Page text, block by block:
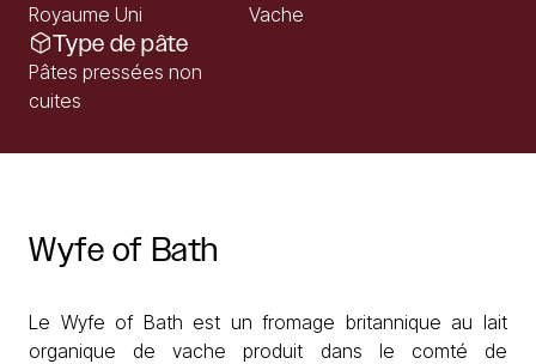
Royaume Uni Vache
Type de pâte
Pâtes pressées non
cuites
Wyfe of Bath
Le Wyfe of Bath est un fromage britannique au lait
organique de vache produit dans le comté de